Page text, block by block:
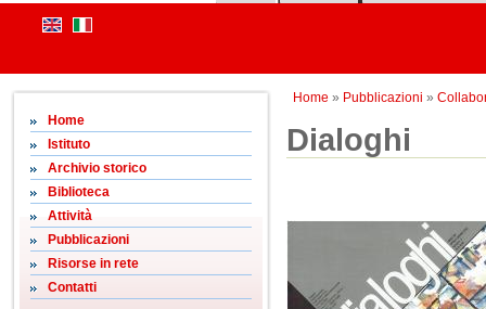
Home » Pubblicazioni »
Home
Istituto
Archivio storico
Biblioteca
Attività
Pubblicazioni
Risorse in rete
Contatti
Dialoghi